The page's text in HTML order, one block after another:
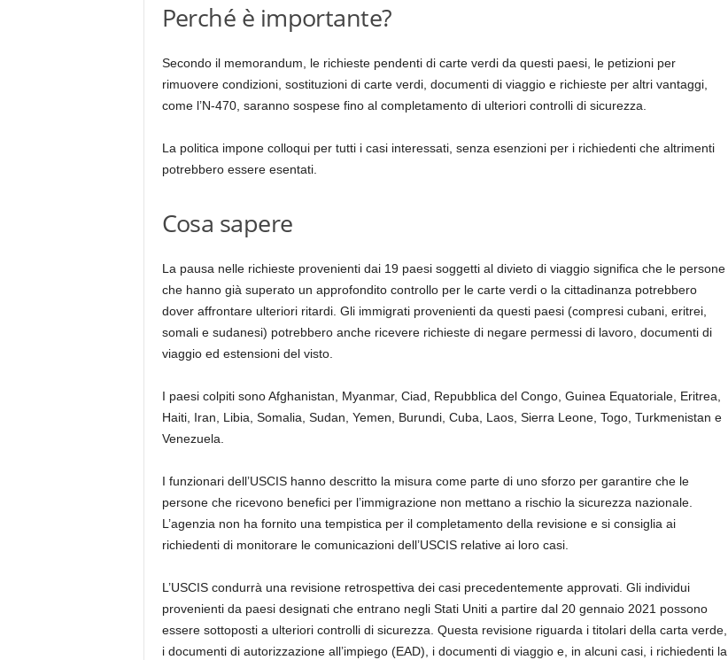
Perché è importante?
Secondo il memorandum, le richieste pendenti di carte verdi da questi paesi, le petizioni per
rimuovere condizioni, sostituzioni di carte verdi, documenti di viaggio e richieste per altri vantaggi,
come l’N-470, saranno sospese fino al completamento di ulteriori controlli di sicurezza.
La politica impone colloqui per tutti i casi interessati, senza esenzioni per i richiedenti che altrimenti
potrebbero essere esentati.
Cosa sapere
La pausa nelle richieste provenienti dai 19 paesi soggetti al divieto di viaggio significa che le persone
che hanno già superato un approfondito controllo per le carte verdi o la cittadinanza potrebbero
dover affrontare ulteriori ritardi. Gli immigrati provenienti da questi paesi (compresi cubani, eritrei,
somali e sudanesi) potrebbero anche ricevere richieste di negare permessi di lavoro, documenti di
viaggio ed estensioni del visto.
I paesi colpiti sono Afghanistan, Myanmar, Ciad, Repubblica del Congo, Guinea Equatoriale, Eritrea,
Haiti, Iran, Libia, Somalia, Sudan, Yemen, Burundi, Cuba, Laos, Sierra Leone, Togo, Turkmenistan e
Venezuela.
I funzionari dell’USCIS hanno descritto la misura come parte di uno sforzo per garantire che le
persone che ricevono benefici per l’immigrazione non mettano a rischio la sicurezza nazionale.
L’agenzia non ha fornito una tempistica per il completamento della revisione e si consiglia ai
richiedenti di monitorare le comunicazioni dell’USCIS relative ai loro casi.
L’USCIS condurrà una revisione retrospettiva dei casi precedentemente approvati. Gli individui
provenienti da paesi designati che entrano negli Stati Uniti a partire dal 20 gennaio 2021 possono
essere sottoposti a ulteriori controlli di sicurezza. Questa revisione riguarda i titolari della carta verde,
i documenti di autorizzazione all’impiego (EAD), i documenti di viaggio e, in alcuni casi, i richiedenti la